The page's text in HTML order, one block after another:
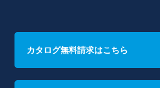
カタログ無料請求はこちら